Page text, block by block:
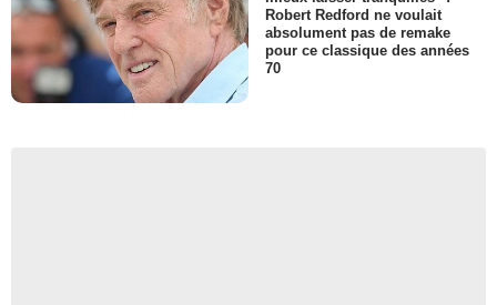
Robert Redford ne voulait
absolument pas de remake
pour ce classique des années
70